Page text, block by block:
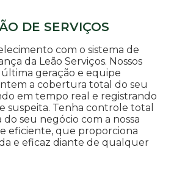
DE SERVIÇOS
com o sistema de
da Leão Serviços. Nossos
geração e equipe
a cobertura total do seu
em tempo real e registrando
suspeita. Tenha controle total
seu negócio com a nossa
eficiente, que proporciona
e eficaz diante de qualquer